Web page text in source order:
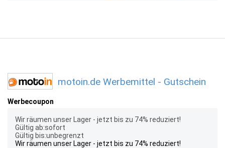
motoin.de Werbemittel - Gutschein
Werbecoupon
Wir räumen unser Lager - jetzt bis zu 74% reduziert!
Gültig ab:sofort
Gültig bis:unbegrenzt
Wir räumen unser Lager - jetzt bis zu 74% reduziert!